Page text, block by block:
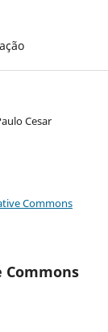
Cesar
Commons